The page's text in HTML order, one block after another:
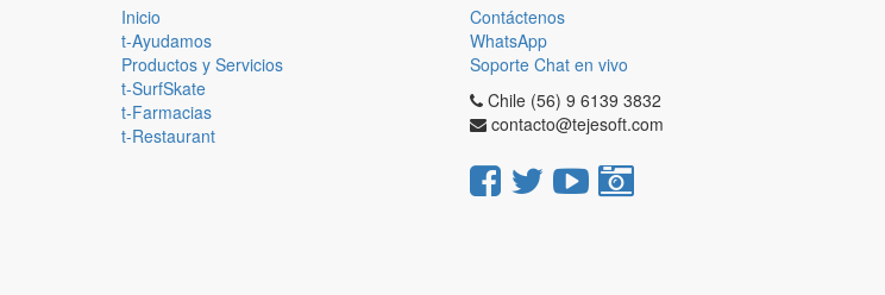
Inicio
t-Ayudamos
Productos y Servicios
t-SurfSkate
t-Farmacias
t-Restaurant
Contáctenos
WhatsApp
Soporte Chat en vivo
Chile (56) 9 6139 3832
contacto@tejesoft.com